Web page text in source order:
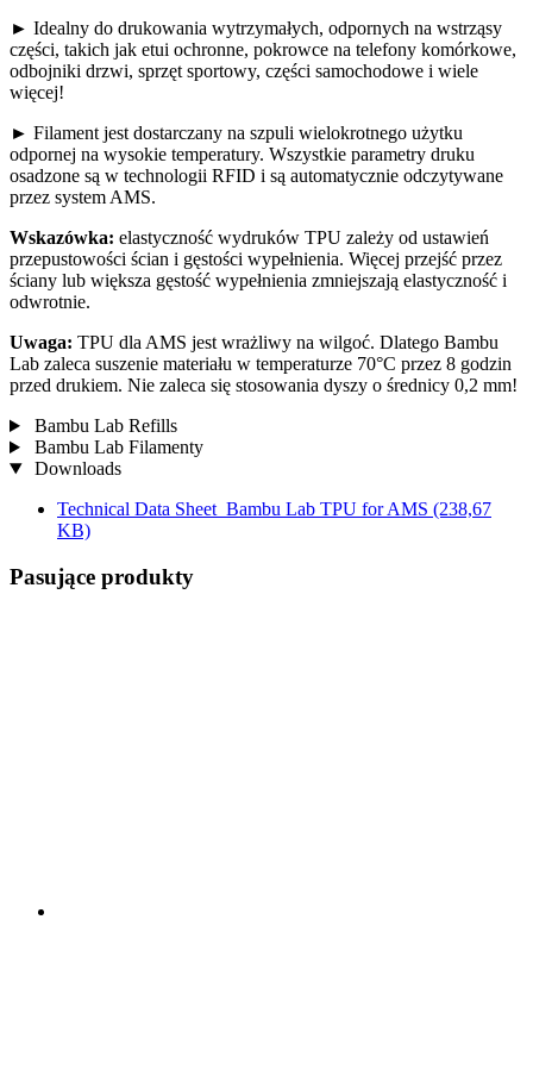
► Idealny do drukowania wytrzymałych, odpornych na wstrząsy
części, takich jak etui ochronne, pokrowce na telefony komórkowe,
odbojniki drzwi, sprzęt sportowy, części samochodowe i wiele
więcej!
► Filament jest dostarczany na szpuli wielokrotnego użytku
odpornej na wysokie temperatury. Wszystkie parametry druku
osadzone są w technologii RFID i są automatycznie odczytywane
przez system AMS.
Wskazówka: elastyczność wydruków TPU zależy od ustawień
przepustowości ścian i gęstości wypełnienia. Więcej przejść przez
ściany lub większa gęstość wypełnienia zmniejszają elastyczność i
odwrotnie.
Uwaga: TPU dla AMS jest wrażliwy na wilgoć. Dlatego Bambu
Lab zaleca suszenie materiału w temperaturze 70°C przez 8 godzin
przed drukiem. Nie zaleca się stosowania dyszy o średnicy 0,2 mm!
Bambu Lab Refills
Bambu Lab Filamenty
Downloads
Technical Data Sheet_Bambu Lab TPU for AMS (238,67
KB)
Pasujące produkty